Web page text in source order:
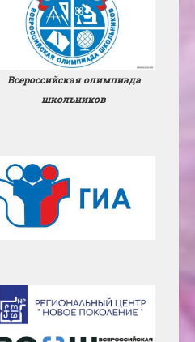
Всероссийская олимпиада
школьников